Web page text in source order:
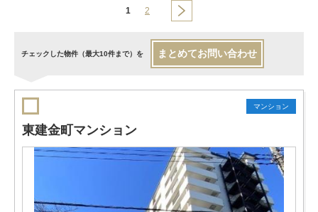
1 2
チェックした物件（最大10件まで）を まとめてお問い合わせ
マンション
東建金町マンション